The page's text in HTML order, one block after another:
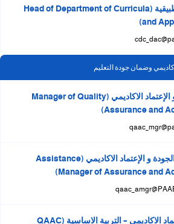
قسم المناهج والبرامج التطبيقية (Head of Department of Curricula
and
وضمان جودة التعليم
مدير مكتب ضبط الجودة و الإعتماد الاكاديمي (Manager of Quality
Assurance and
مساعد مدير مكتب ضبط الجودة و الإعتماد الاكاديمي (Assistance
Manager of Assurance and
مكتب ضبط الجودة و الإعتماد الاكاديمي – التربية الاساسية (QAAC